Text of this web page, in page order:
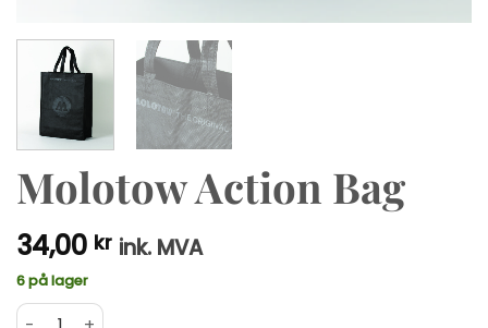
Molotow Action Bag
34,00 kr ink. MVA
6 på lager
Molotow Action Bag antall
Alternative: